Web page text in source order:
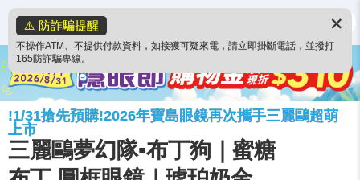
⚠️ 防詐騙提醒
不操作ATM、不提供付款資料，如接獲可疑來電，請立即掛斷電話，並撥打
165防詐騙專線。
✕
!1/31搶先預購!2026年寶島眼鏡再次攜手三麗鷗超萌
上市
三麗鷗夢幻隊▪︎布丁狗｜蜜糖